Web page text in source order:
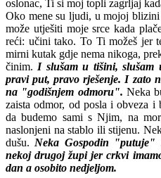
oslonac, Ti si moj topli zagrljaj
Oko mene su ljudi, u mojoj
može utješiti moje srce kada
reći: učini tako. To Ti možeš jer
mirni kutak gdje nema nikoga,
činim. I slušam u tišini, slušam
pravi put, pravo rješenje. I zato
na "godišnjem odmoru". Neka
zaista odmor, od posla i obveza
da budemo sami s Njim, na
naslonjeni na stablo ili stijenu.
dušu. Neka Gospodin
nekoj drugoj župi jer crkvi
dan a osobito nedjeljom.